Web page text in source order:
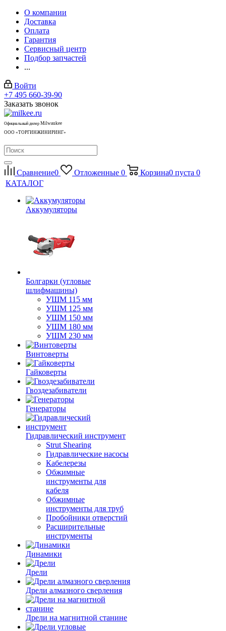
О компании
Доставка
Оплата
Гарантия
Сервисный центр
Подбор запчастей
...
Войти
+7 495 660-39-90
Заказать звонок
Официальный дилер Milwaukee
ООО «ТОРГИНЖИНИРИНГ»
Сравнение0 Отложенные 0 Корзина0 пуста 0
КАТАЛОГ
Аккумуляторы
Болгарки (угловые
шлифмашины)
УШМ 115 мм
УШМ 125 мм
УШМ 150 мм
УШМ 180 мм
УШМ 230 мм
Винтоверты
Гайковерты
Гвоздезабиватели
Генераторы
Гидравлический инструмент
Strut Shearing
Гидравлические насосы
Кабелерезы
Обжимные
инструменты для
кабеля
Обжимные
инструменты для труб
Пробойники отверстий
Расширительные
инструменты
Динамики
Дрели
Дрели алмазного сверления
Дрели на магнитной станине